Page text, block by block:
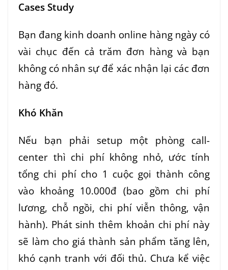
Cases Study
Bạn đang kinh doanh online hàng ngày có
vài chục đến cả trăm đơn hàng và bạn
không có nhân sự để xác nhận lại các đơn
hàng đó.
Khó Khăn
Nếu bạn phải setup một phòng call-
center thì chi phí không nhỏ, ước tính
tổng chi phí cho 1 cuộc gọi thành công
vào khoảng 10.000đ (bao gồm chi phí
lương, chỗ ngồi, chi phí viễn thông, vận
hành). Phát sinh thêm khoản chi phí này
sẽ làm cho giá thành sản phẩm tăng lên,
khó cạnh tranh với đối thủ. Chưa kể việc